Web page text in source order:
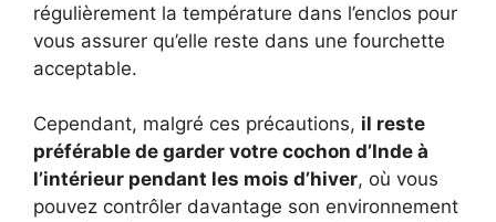
régulièrement la température dans l’enclos pour
vous assurer qu’elle reste dans une fourchette
acceptable.
Cependant, malgré ces précautions, il reste
préférable de garder votre cochon d’Inde à
l’intérieur pendant les mois d’hiver, où vous
pouvez contrôler davantage son environnement